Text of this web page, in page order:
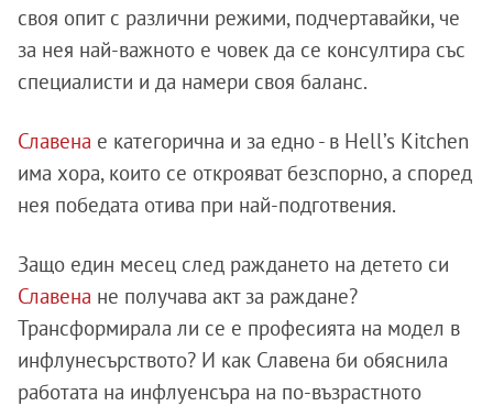
своя опит с различни режими, подчертавайки, че
за нея най-важното е човек да се консултира със
специалисти и да намери своя баланс.
Славена е категорична и за едно - в Hell’s Kitchen
има хора, които се открояват безспорно, а според
нея победата отива при най-подготвения.
Защо един месец след раждането на детето си
Славена не получава акт за раждане?
Трансформирала ли се е професията на модел в
инфлунесърството? И как Славена би обяснила
работата на инфлуенсъра на по-възрастното